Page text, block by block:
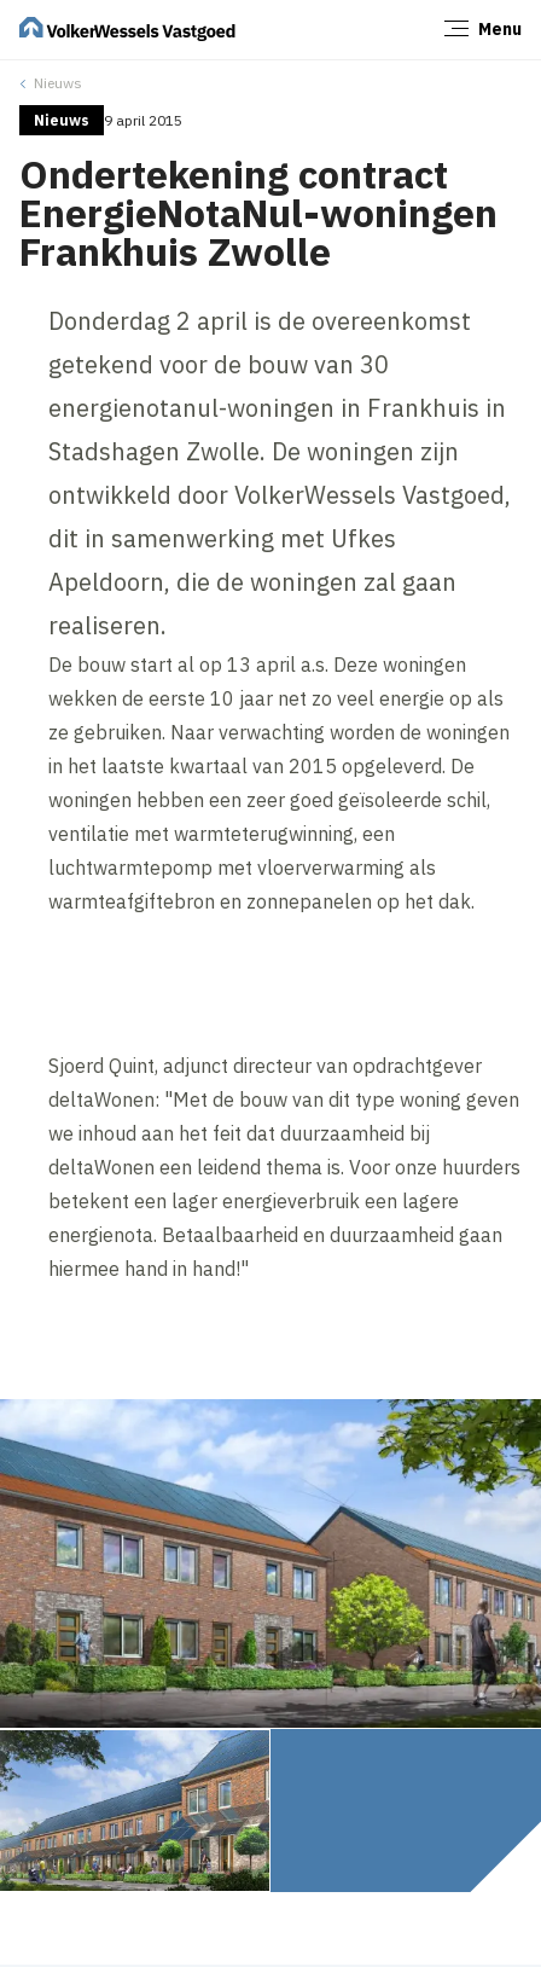
Menu
Nieuws
Nieuws 9 april 2015
Ondertekening contract
EnergieNotaNul-woningen
Frankhuis Zwolle
Donderdag 2 april is de overeenkomst
getekend voor de bouw van 30
energienotanul-woningen in Frankhuis in
Stadshagen Zwolle. De woningen zijn
ontwikkeld door VolkerWessels Vastgoed,
dit in samenwerking met Ufkes
Apeldoorn, die de woningen zal gaan
realiseren.
De bouw start al op 13 april a.s. Deze woningen
wekken de eerste 10 jaar net zo veel energie op als
ze gebruiken. Naar verwachting worden de woningen
in het laatste kwartaal van 2015 opgeleverd. De
woningen hebben een zeer goed geïsoleerde schil,
ventilatie met warmteterugwinning, een
luchtwarmtepomp met vloerverwarming als
warmteafgiftebron en zonnepanelen op het dak.
Sjoerd Quint, adjunct directeur van opdrachtgever
deltaWonen: "Met de bouw van dit type woning geven
we inhoud aan het feit dat duurzaamheid bij
deltaWonen een leidend thema is. Voor onze huurders
betekent een lager energieverbruik een lagere
energienota. Betaalbaarheid en duurzaamheid gaan
hiermee hand in hand!"
Sluiten